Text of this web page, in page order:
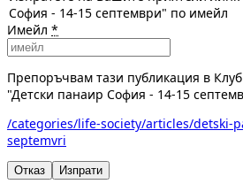
София - 14-15 септември" по имейл
Имейл *
Препоръчвам тази публикация в
"Детски панаир София - 14-15
/categories/life-society/articles/detski-
septemvri
Отказ Изпрати